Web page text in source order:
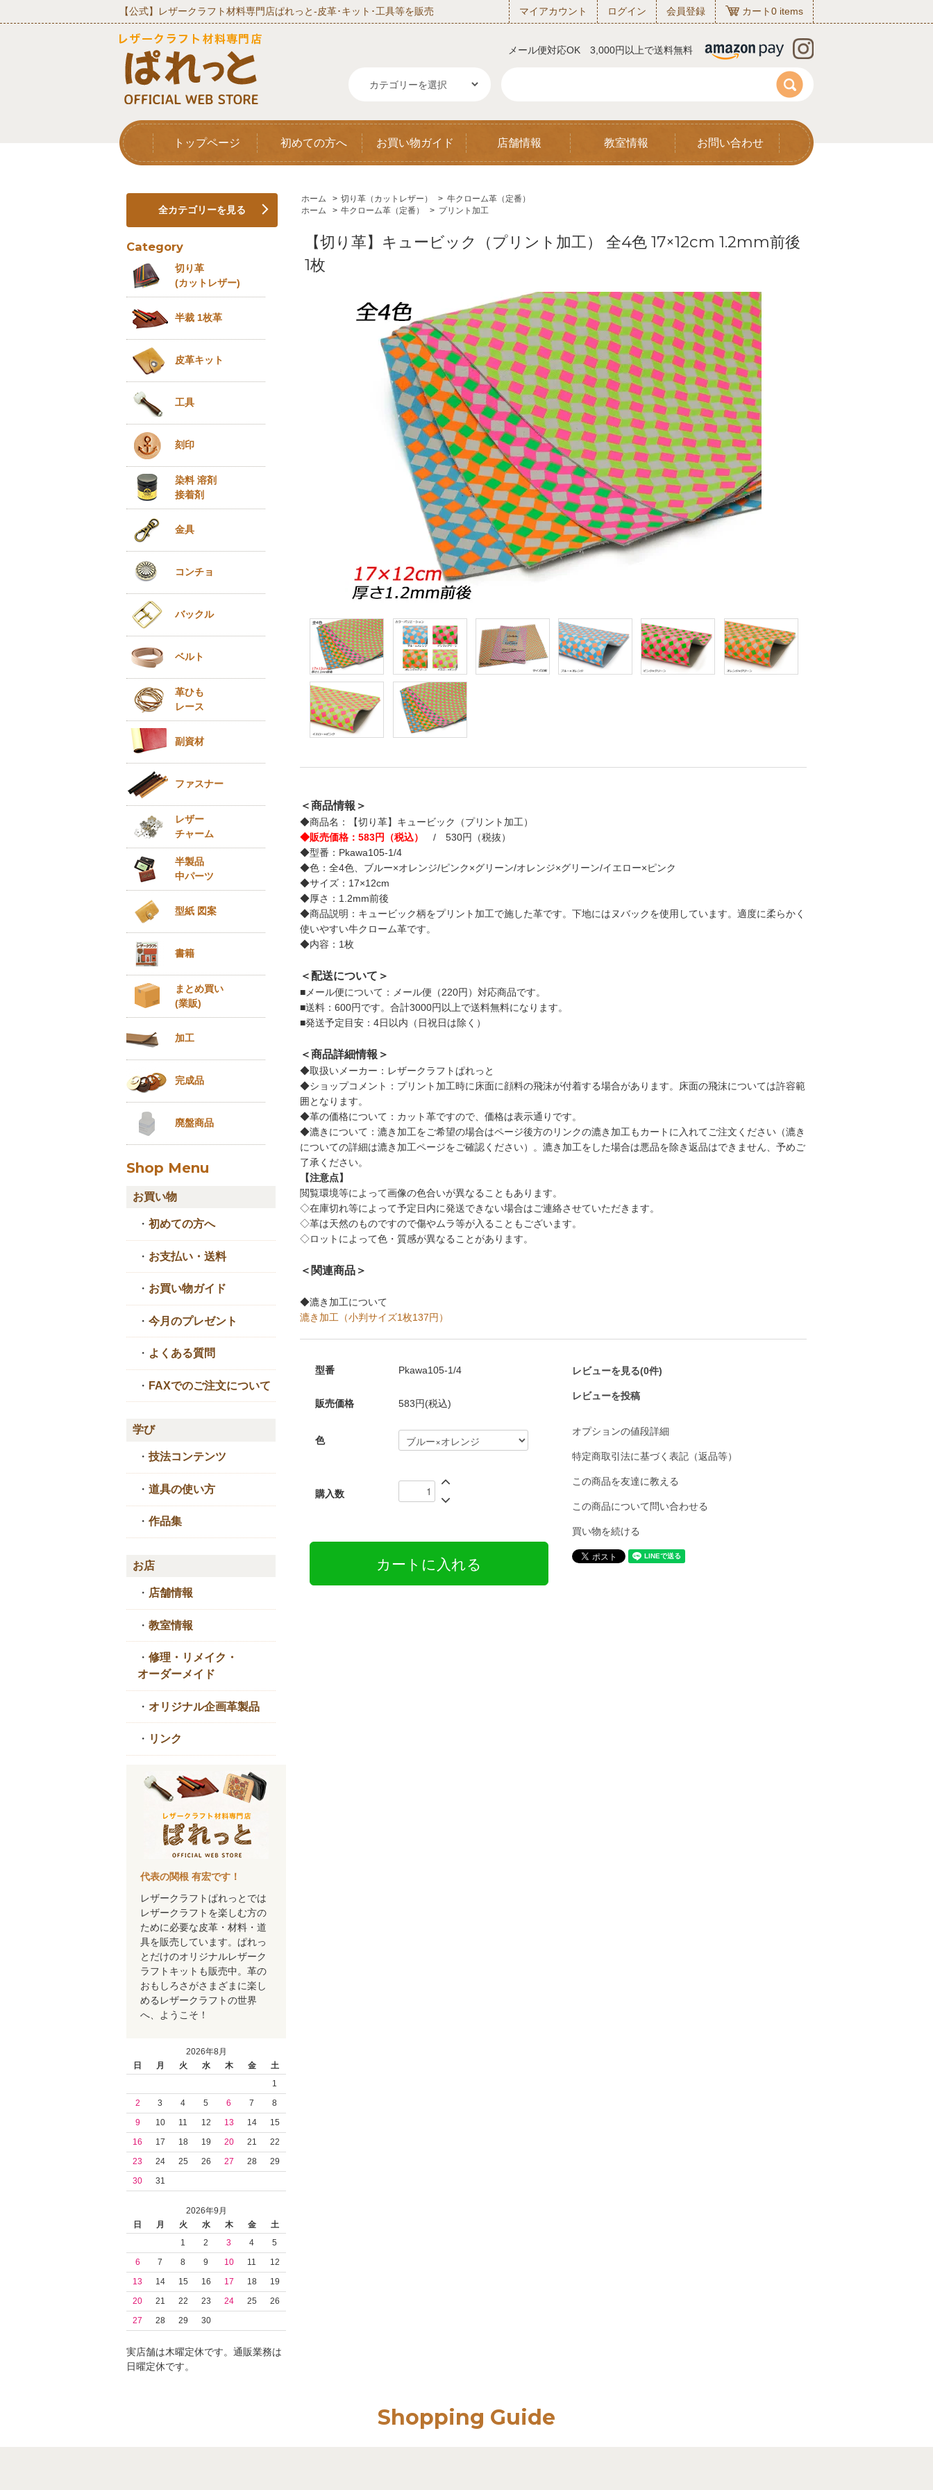
【公式】レザークラフト材料専門店ぱれっと‐皮革･キット･工具等を販売 マイアカウント ログイン 会員登録 カート0 items
メール便対応OK 3,000円以上で送料無料
トップページ 初めての方へ お買い物ガイド 店舗情報 教室情報 お問い合わせ
ホーム > 切り革（カットレザー） > 牛クローム革（定番）
ホーム
> 牛クローム革（定番） > プリント加工
【切り革】キュービック（プリント加工） 全4色 17×12cm 1.2mm前後
1枚
＜商品情報＞
◆商品名：【切り革】キュービック（プリント加工）
◆販売価格：583円（税込）
/ 530円（税抜）
◆型番：Pkawa105-1/4
◆色：全4色、ブルー×オレンジ/ピンク×グリーン/オレンジ×グリーン/イエロー×ピンク
◆サイズ：17×12cm
◆厚さ：1.2mm前後
◆商品説明：キュービック柄をプリント加工で施した革です。下地にはヌバックを使用しています。適度に柔らかく
使いやすい牛クローム革です。
◆内容：1枚
＜配送について＞
■メール便について：メール便（220円）対応商品です。
■送料：600円です。合計3000円以上で送料無料になります。
■発送予定目安：4日以内（日祝日は除く）
＜商品詳細情報＞
◆取扱いメーカー：レザークラフトぱれっと
◆ショップコメント：プリント加工時に床面に顔料の飛沫が付着する場合があります。床面の飛沫については許容範
囲となります。
◆革の価格について：カット革ですので、価格は表示通りです。
◆漉きについて：漉き加工をご希望の場合はページ後方のリンクの漉き加工もカートに入れてご注文ください（漉き
についての詳細は漉き加工ページをご確認ください）。漉き加工をした場合は悪品を除き返品はできません、予めご
了承ください。
【注意点】
閲覧環境等によって画像の色合いが異なることもあります。
◇在庫切れ等によって予定日内に発送できない場合はご連絡させていただきます。
◇革は天然のものですので傷やムラ等が入ることもございます。
◇ロットによって色・質感が異なることがあります。
＜関連商品＞
◆漉き加工について
漉き加工（小判サイズ1枚137円）
型番 Pkawa105-1/4
販売価格 583円(税込)
色
購入数
レビューを見る(0件)
レビューを投稿
オプションの値段詳細
特定商取引法に基づく表記（返品等）
この商品を友達に教える
この商品について問い合わせる
買い物を続ける
全カテゴリーを見る
Category
切り革
(カットレザー)
半裁 1枚革
皮革キット
工具
刻印
染料 溶剤
接着剤
金具
コンチョ
バックル
ベルト
革ひも
レース
副資材
ファスナー
レザー
チャーム
半製品
中パーツ
型紙 図案
書籍
まとめ買い
(業販)
加工
完成品
廃盤商品
Shop Menu
お買い物
・ 初めての方へ
・ お支払い・送料
・ お買い物ガイド
・ 今月のプレゼント
・ よくある質問
・ FAXでのご注文について
学び
・ 技法コンテンツ
・ 道具の使い方
・ 作品集
お店
・ 店舗情報
・ 教室情報
・ 修理・リメイク・
オーダーメイド
・ オリジナル企画革製品
・ リンク
代表の関根 有宏です！
レザークラフトぱれっとでは
レザークラフトを楽しむ方の
ために必要な皮革・材料・道
具を販売しています。ぱれっ
とだけのオリジナルレザーク
ラフトキットも販売中。革の
おもしろさがさまざまに楽し
めるレザークラフトの世界
へ、ようこそ！
2026年8月
日
月 火 水 木 金
土
1
2
3 4 5 6 7
8
9
10 11 12 13 14
15
16
17 18 19 20 21
22
23
24 25 26 27 28
29
30
31
2026年9月
日
月 火 水 木 金
土
1
2 3 4
5
6
7 8 9 10 11
12
13
14 15 16 17 18
19
20
21 22 23 24 25
26
27
28 29 30
実店舗は木曜定休です。通販業務は
日曜定休です。
Shopping Guide